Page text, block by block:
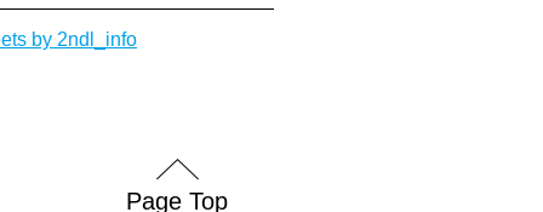
by 2ndl_info
Page Top